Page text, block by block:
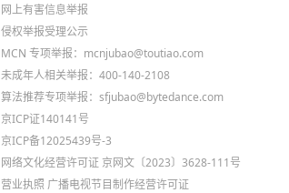
网上有害信息举报
侵权举报受理公示
MCN 专项举报：mcnjubao@toutiao.com
未成年人相关举报：400-140-2108
算法推荐专项举报：sfjubao@bytedance.com
京ICP证140141号
京ICP备12025439号-3
网络文化经营许可证 京网文〔2023〕3628-111号
营业执照 广播电视节目制作经营许可证